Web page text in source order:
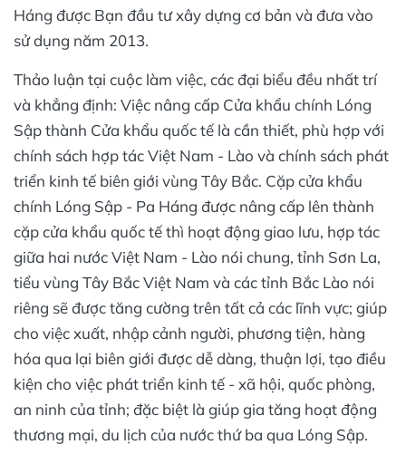
Háng được Bạn đầu tư xây dựng cơ bản và đưa vào
sử dụng năm 2013.
Thảo luận tại cuộc làm việc, các đại biểu đều nhất trí
và khẳng định: Việc nâng cấp Cửa khẩu chính Lóng
Sập thành Cửa khẩu quốc tế là cần thiết, phù hợp với
chính sách hợp tác Việt Nam - Lào và chính sách phát
triển kinh tế biên giới vùng Tây Bắc. Cặp cửa khẩu
chính Lóng Sập - Pa Háng được nâng cấp lên thành
cặp cửa khẩu quốc tế thì hoạt động giao lưu, hợp tác
giữa hai nước Việt Nam - Lào nói chung, tỉnh Sơn La,
tiểu vùng Tây Bắc Việt Nam và các tỉnh Bắc Lào nói
riêng sẽ được tăng cường trên tất cả các lĩnh vực; giúp
cho việc xuất, nhập cảnh người, phương tiện, hàng
hóa qua lại biên giới được dễ dàng, thuận lợi, tạo điều
kiện cho việc phát triển kinh tế - xã hội, quốc phòng,
an ninh của tỉnh; đặc biệt là giúp gia tăng hoạt động
thương mại, du lịch của nước thứ ba qua Lóng Sập.